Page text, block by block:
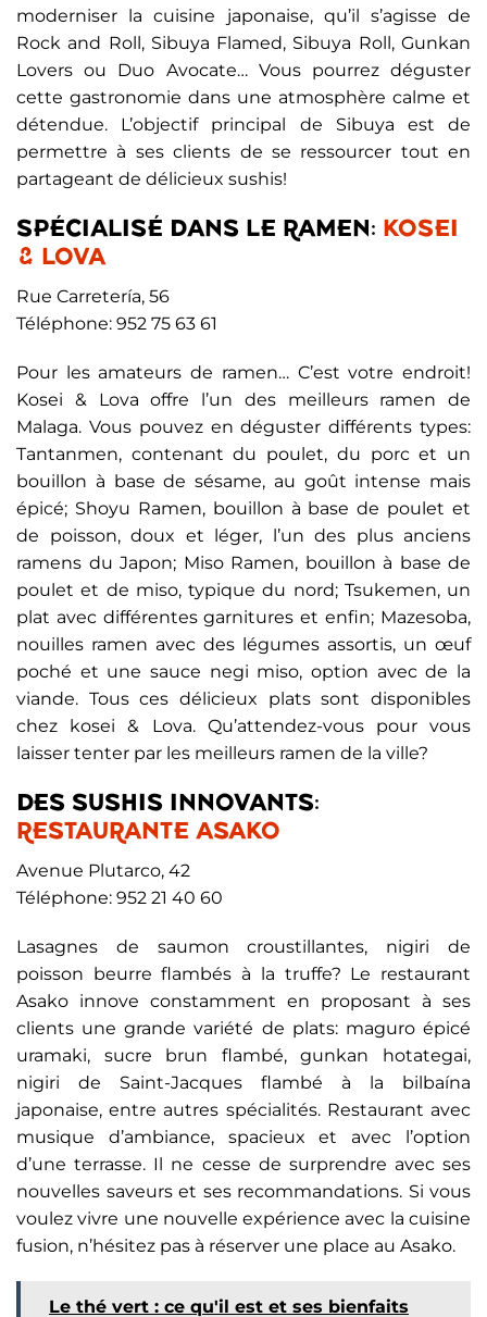
moderniser la cuisine japonaise, qu’il s’agisse de
Rock and Roll, Sibuya Flamed, Sibuya Roll, Gunkan
Lovers ou Duo Avocate… Vous pourrez déguster
cette gastronomie dans une atmosphère calme et
détendue. L’objectif principal de Sibuya est de
permettre à ses clients de se ressourcer tout en
partageant de délicieux sushis!
SPÉCIALISÉ DANS LE RAMEN: KOSEI
& LOVA
Rue Carretería, 56
Téléphone: 952 75 63 61
Pour les amateurs de ramen… C’est votre endroit!
Kosei & Lova offre l’un des meilleurs ramen de
Malaga. Vous pouvez en déguster différents types:
Tantanmen, contenant du poulet, du porc et un
bouillon à base de sésame, au goût intense mais
épicé; Shoyu Ramen, bouillon à base de poulet et
de poisson, doux et léger, l’un des plus anciens
ramens du Japon; Miso Ramen, bouillon à base de
poulet et de miso, typique du nord; Tsukemen, un
plat avec différentes garnitures et enfin; Mazesoba,
nouilles ramen avec des légumes assortis, un œuf
poché et une sauce negi miso, option avec de la
viande. Tous ces délicieux plats sont disponibles
chez kosei & Lova. Qu’attendez-vous pour vous
laisser tenter par les meilleurs ramen de la ville?
DES SUSHIS INNOVANTS:
RESTAURANTE ASAKO
Avenue Plutarco, 42
Téléphone: 952 21 40 60
Lasagnes de saumon croustillantes, nigiri de
poisson beurre flambés à la truffe? Le restaurant
Asako innove constamment en proposant à ses
clients une grande variété de plats: maguro épicé
uramaki, sucre brun flambé, gunkan hotategai,
nigiri de Saint-Jacques flambé à la bilbaína
japonaise, entre autres spécialités. Restaurant avec
musique d’ambiance, spacieux et avec l’option
d’une terrasse. Il ne cesse de surprendre avec ses
nouvelles saveurs et ses recommandations. Si vous
voulez vivre une nouvelle expérience avec la cuisine
fusion, n’hésitez pas à réserver une place au Asako.
Le thé vert : ce qu'il est et ses bienfaits